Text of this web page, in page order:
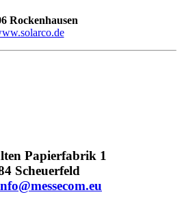
Rockenhausen
Papierfabrik 1
Scheuerfeld